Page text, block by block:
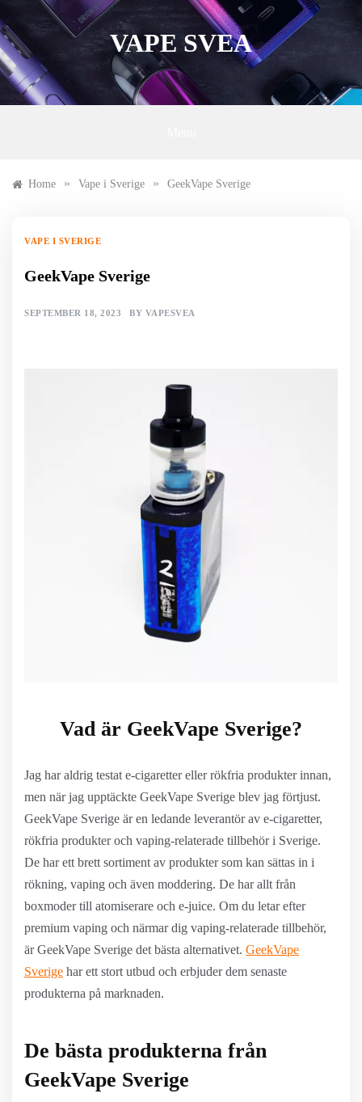
to
content
VAPE SVEA
Home » Vape i Sverige » GeekVape Sverige
VAPE I SVERIGE
GeekVape Sverige
SEPTEMBER 18, 2023 BY VAPESVEA
Vad är GeekVape Sverige?
Jag har aldrig testat e-cigaretter eller rökfria produkter innan,
men när jag upptäckte GeekVape Sverige blev jag förtjust.
GeekVape Sverige är en ledande leverantör av e-cigaretter,
rökfria produkter och vaping-relaterade tillbehör i Sverige.
De har ett brett sortiment av produkter som kan sättas in i
rökning, vaping och även moddering. De har allt från
boxmoder till atomiserare och e-juice. Om du letar efter
premium vaping och närmar dig vaping-relaterade tillbehör,
är GeekVape Sverige det bästa alternativet. GeekVape
Sverige har ett stort utbud och erbjuder dem senaste
produkterna på marknaden.
De bästa produkterna från
GeekVape Sverige